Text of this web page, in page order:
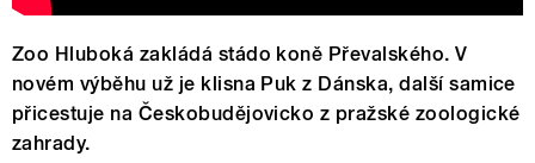
Zoo Hluboká zakládá stádo koně Převalského. V
novém výběhu už je klisna Puk z Dánska, další samice
přicestuje na Českobudějovicko z pražské zoologické
zahrady.